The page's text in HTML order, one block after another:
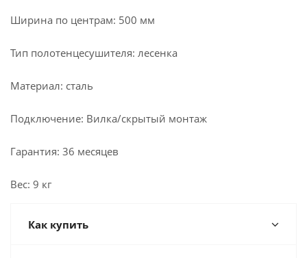
Ширина по центрам: 500 мм
Тип полотенцесушителя: лесенка
Материал: сталь
Подключение: Вилка/скрытый монтаж
Гарантия: 36 месяцев
Вес: 9 кг
Как купить